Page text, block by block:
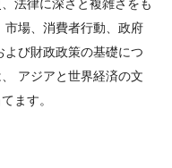
法律に深さと複雑さをも
市場、消費者行動、政府
び財政政策の基礎につ
アジアと世界経済の文
ます。